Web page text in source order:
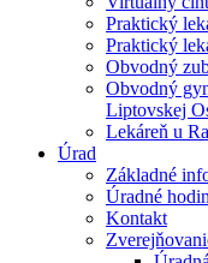
Praktický
Praktický
Obvodný
Obvodný
Liptovskej
Lekáreň u
Úrad
Základné
Úradné
Kontakt